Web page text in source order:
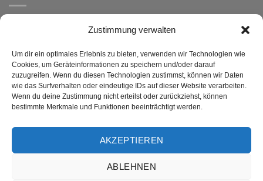
Zustimmung verwalten
Um dir ein optimales Erlebnis zu bieten, verwenden wir Technologien wie
Cookies, um Geräteinformationen zu speichern und/oder darauf
zuzugreifen. Wenn du diesen Technologien zustimmst, können wir Daten
wie das Surfverhalten oder eindeutige IDs auf dieser Website verarbeiten.
Wenn du deine Zustimmung nicht erteilst oder zurückziehst, können
bestimmte Merkmale und Funktionen beeinträchtigt werden.
AKZEPTIEREN
ABLEHNEN
PayPal MasterCard
WIDERRUF